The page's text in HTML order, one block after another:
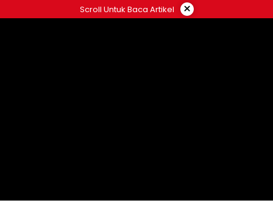
ke
Scroll Untuk Baca Artikel ×